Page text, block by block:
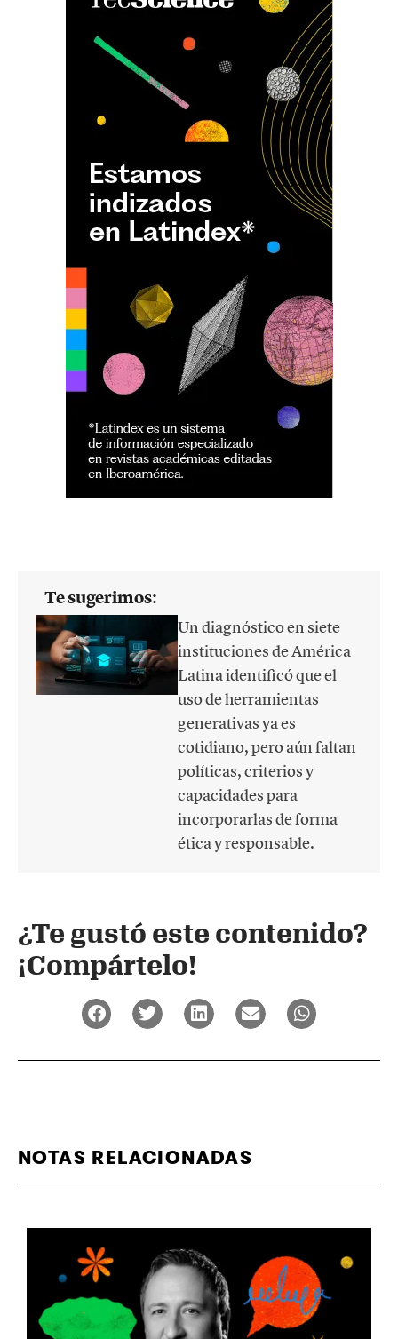
Te sugerimos:
Un diagnóstico en siete
instituciones de América
Latina identificó que el
uso de herramientas
generativas ya es
cotidiano, pero aún faltan
políticas, criterios y
capacidades para
incorporarlas de forma
ética y responsable.
¿Te gustó este contenido?
¡Compártelo!
NOTAS RELACIONADAS